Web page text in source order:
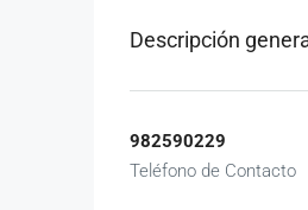
Descripción
982590229
Teléfono de Contacto